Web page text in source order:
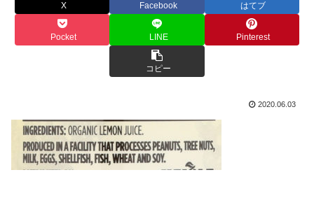
X Facebook はてブ
Pocket LINE Pinterest
コピー
2020.06.03